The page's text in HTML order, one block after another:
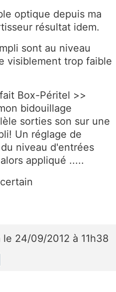
optique depuis ma
résultat idem.
sont au niveau
visiblement trop faible
Box-Péritel >>
bidouillage
sorties son sur une
Un réglage de
niveau d'entrées
appliqué .....
le 24/09/2012 à 11h38